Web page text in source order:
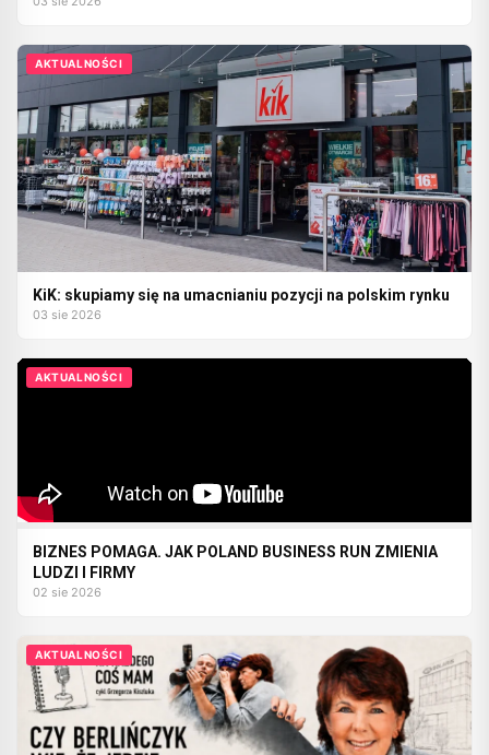
AKTUALNOŚCI
KiK: skupiamy się na umacnianiu pozycji na polskim rynku
03 sie 2026
AKTUALNOŚCI
BIZNES POMAGA. JAK POLAND BUSINESS RUN ZMIENIA
LUDZI I FIRMY
02 sie 2026
AKTUALNOŚCI